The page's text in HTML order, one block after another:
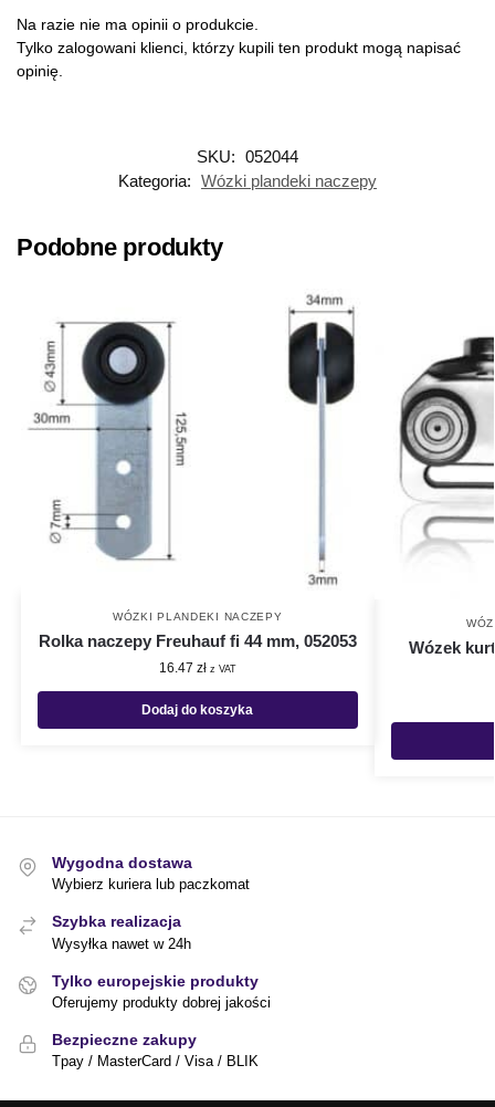
Na razie nie ma opinii o produkcie.
Tylko zalogowani klienci, którzy kupili ten produkt mogą napisać
opinię.
SKU: 052044
Kategoria: Wózki plandeki naczepy
Podobne produkty
WÓZKI PLANDEKI NACZEPY
Rolka naczepy Freuhauf fi 44 mm, 052053
16.47 zł z VAT
Dodaj do koszyka
Wózek
Wygodna dostawa
Wybierz kuriera lub paczkomat
Szybka realizacja
Wysyłka nawet w 24h
Tylko europejskie produkty
Oferujemy produkty dobrej jakości
Bezpieczne zakupy
Tpay / MasterCard / Visa / BLIK